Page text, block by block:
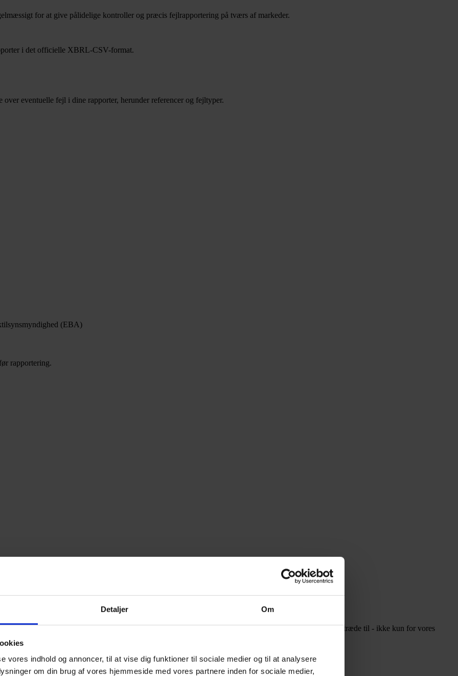
Detaljer Om
vores indhold og annoncer, til at vise dig funktioner til sociale medier og til at analysere
om din brug af vores hjemmeside med vores partnere inden for sociale medier,
for at give pålidelige kontroller og præcis fejlrapportering på tværs af markeder.
i det officielle XBRL-CSV-format.
eventuelle fejl i dine rapporter, herunder referencer og fejltyper.
(EBA)
rapportering.
ikke længere var opdateret og ikke længere ville blive vedligeholdt, så vi os nødsaget til at træde til - ikke kun for vores